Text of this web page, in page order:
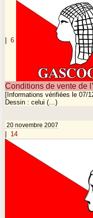
6
Conditions de vente de
[Informations vérifiées le 07/
Dessin : celui (…)
20 novembre 2007
| 14